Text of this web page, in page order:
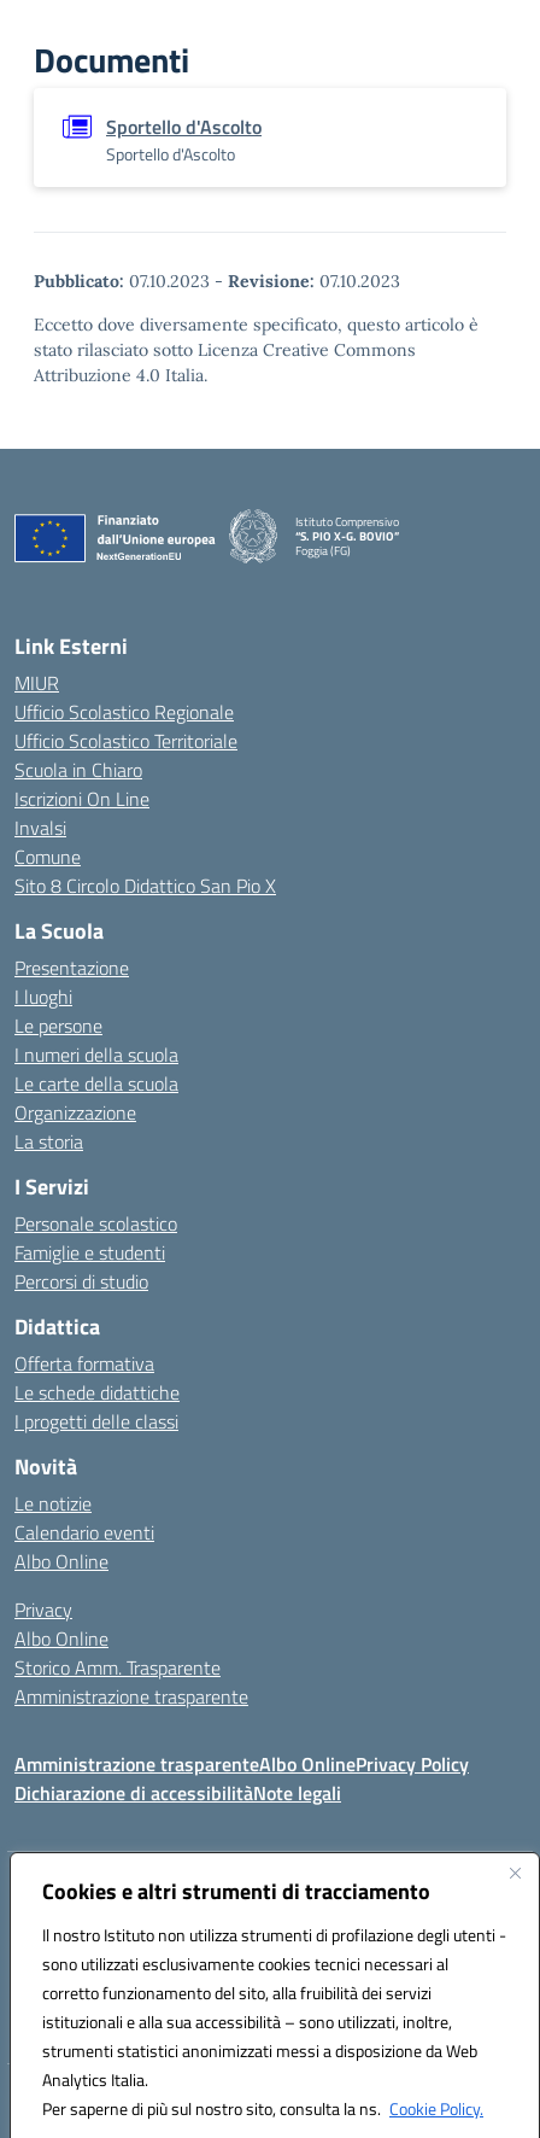
Cookies e altri strumenti di tracciamento
Il nostro Istituto non utilizza strumenti di profilazione degli utenti -
sono utilizzati esclusivamente cookies tecnici necessari al
corretto funzionamento del sito, alla fruibilità dei servizi
istituzionali e alla sua accessibilità – sono utilizzati, inoltre,
strumenti statistici anonimizzati messi a disposizione da Web
Analytics Italia.
Per saperne di più sul nostro sito, consulta la ns. Cookie Policy.
Documenti
Sportello d'Ascolto
Sportello d'Ascolto
Pubblicato: 07.10.2023 - Revisione: 07.10.2023
Eccetto dove diversamente specificato, questo articolo è
stato rilasciato sotto Licenza Creative Commons
Attribuzione 4.0 Italia.
Istituto Comprensivo
“S. PIO X-G. BOVIO”
Foggia (FG)
— Visita la pagina iniziale della scuola
Link Esterni
MIUR
Ufficio Scolastico Regionale
Ufficio Scolastico Territoriale
Scuola in Chiaro
Iscrizioni On Line
Invalsi
Comune
Sito 8 Circolo Didattico San Pio X
La Scuola
Presentazione
I luoghi
Le persone
I numeri della scuola
Le carte della scuola
Organizzazione
La storia
I Servizi
Personale scolastico
Famiglie e studenti
Percorsi di studio
Didattica
Offerta formativa
Le schede didattiche
I progetti delle classi
Novità
Le notizie
Calendario eventi
Albo Online
Privacy
Albo Online
Storico Amm. Trasparente
Amministrazione trasparente
Amministrazione trasparenteAlbo OnlinePrivacy Policy
Dichiarazione di accessibilitàNote legali
Indirizzo:Via Mastelloni - Viale Colombo 71121 Foggia
Posta elettronica certificata (PEC):fgic885004@pec.istruzione.it
Codice fiscale: 94118760712
Codice meccanografico: FGIC885004
Hosting & Powered by 3D Solution S.r.l.
Concept & Design by Designers Italia